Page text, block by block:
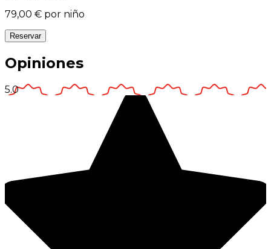
79,00 € por niño
Reservar
Opiniones
5.0